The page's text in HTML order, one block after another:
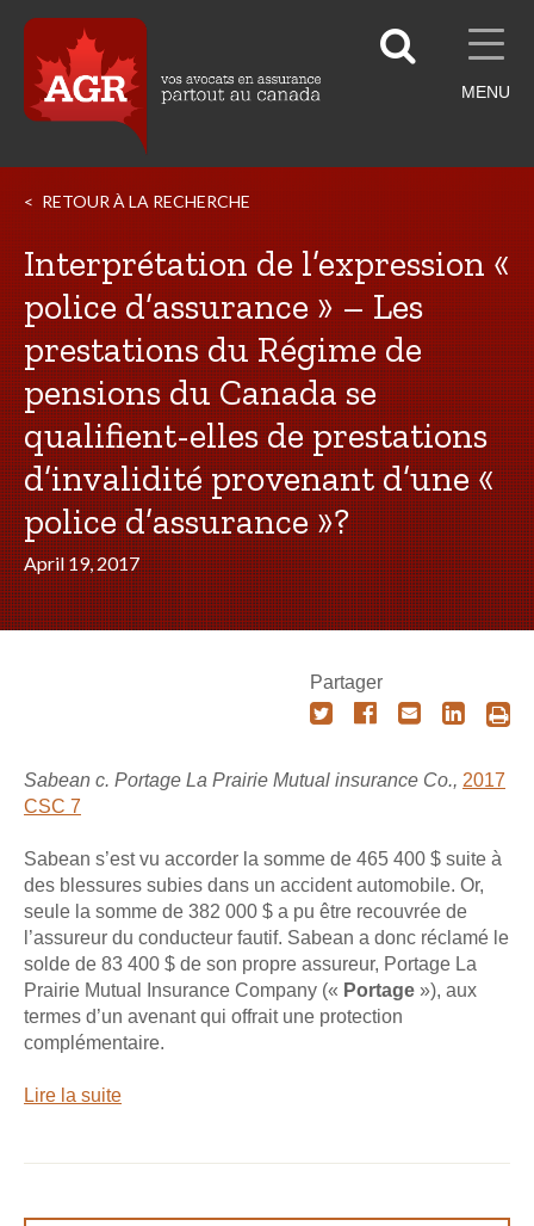
MENU
RETOUR À LA RECHERCHE
Interprétation de l’expression «
police d’assurance » – Les
prestations du Régime de
pensions du Canada se
qualifient-elles de prestations
d’invalidité provenant d’une «
police d’assurance »?
April 19, 2017
Partager
Sabean c. Portage La Prairie Mutual insurance Co., 2017
CSC 7
Sabean s’est vu accorder la somme de 465 400 $ suite à
des blessures subies dans un accident automobile. Or,
seule la somme de 382 000 $ a pu être recouvrée de
l’assureur du conducteur fautif. Sabean a donc réclamé le
solde de 83 400 $ de son propre assureur, Portage La
Prairie Mutual Insurance Company (« Portage »), aux
termes d’un avenant qui offrait une protection
complémentaire.
Lire la suite